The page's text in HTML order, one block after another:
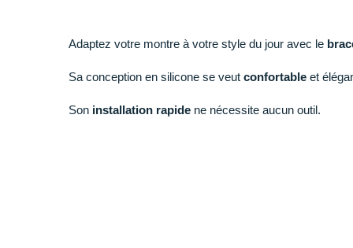
Adaptez votre montre à votre style du jour avec le
Sa conception en silicone se veut confortable et
Son installation rapide ne nécessite aucun outil.